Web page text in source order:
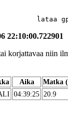
lataa
22:10:00.722901
korjattavaa niin
Aika Matka
04:39:25 20.9